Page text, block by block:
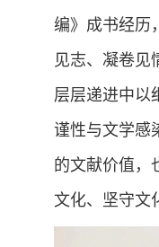
编》成书经历
见志、凝卷见
层层递进中以
谨性与文学感
的文献价值，
文化、坚守文